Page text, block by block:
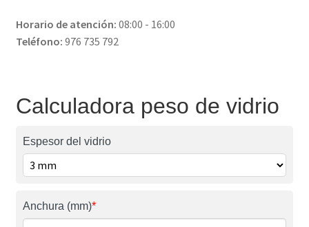
Horario de atención: 08:00 - 16:00
Teléfono: 976 735 792
Calculadora peso de vidrio
Espesor del vidrio
Anchura (mm)*